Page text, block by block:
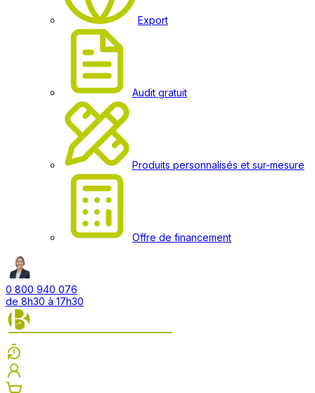
Export
Audit gratuit
Produits personnalisés et sur-mesure
Offre de financement
0 800 940 076
de 8h30 à 17h30